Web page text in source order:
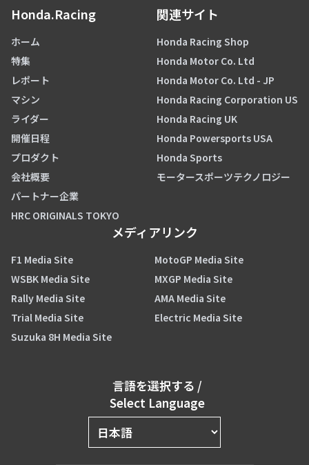
Honda.Racing
ホーム
特集
レポート
マシン
ライダー
開催日程
プロダクト
会社概要
パートナー企業
HRC ORIGINALS TOKYO
関連サイト
Honda Racing Shop
Honda Motor Co. Ltd
Honda Motor Co. Ltd - JP
Honda Racing Corporation US
Honda Racing UK
Honda Powersports USA
Honda Sports
モータースポーツテクノロジー
メディアリンク
F1 Media Site
MotoGP Media Site
WSBK Media Site
MXGP Media Site
Rally Media Site
AMA Media Site
Trial Media Site
Electric Media Site
Suzuka 8H Media Site
言語を選択する /
Select Language